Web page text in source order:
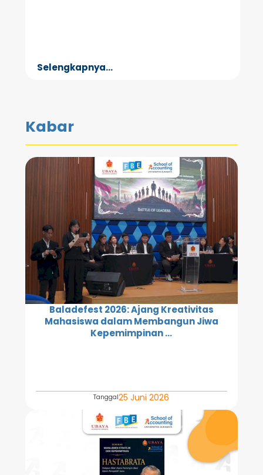
Selengkapnya...
Kabar
Baladefest 2026: Ajang Kreativitas
Mahasiswa dalam Membangun Jiwa
Kepemimpinan ...
Tanggal25 Juni 2026